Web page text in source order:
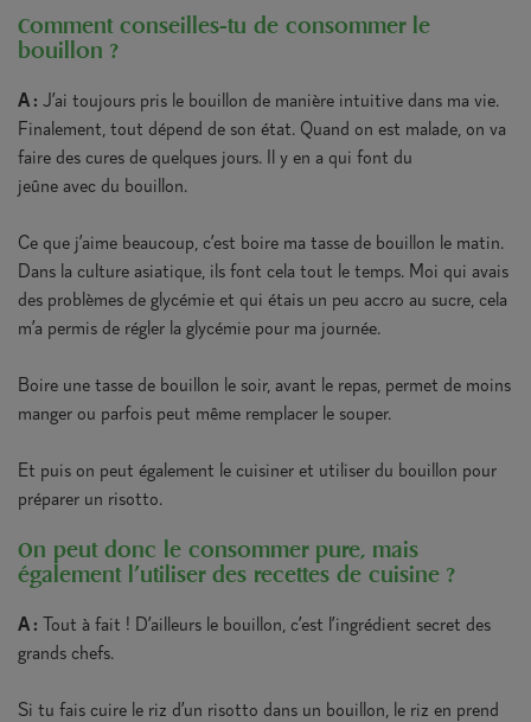
Comment conseilles-tu de consommer le
bouillon ?
A : J’ai toujours pris le bouillon de manière intuitive dans ma vie.
Finalement, tout dépend de son état. Quand on est malade, on va
faire des cures de quelques jours. Il y en a qui font du
jeûne avec du bouillon.
Ce que j’aime beaucoup, c’est boire ma tasse de bouillon le matin.
Dans la culture asiatique, ils font cela tout le temps. Moi qui avais
des problèmes de glycémie et qui étais un peu accro au sucre, cela
m’a permis de régler la glycémie pour ma journée.
Boire une tasse de bouillon le soir, avant le repas, permet de moins
manger ou parfois peut même remplacer le souper.
Et puis on peut également le cuisiner et utiliser du bouillon pour
préparer un risotto.
On peut donc le consommer pure, mais
également l’utiliser des recettes de cuisine ?
A : Tout à fait ! D’ailleurs le bouillon, c’est l’ingrédient secret des
grands chefs.
Si tu fais cuire le riz d’un risotto dans un bouillon, le riz en prend